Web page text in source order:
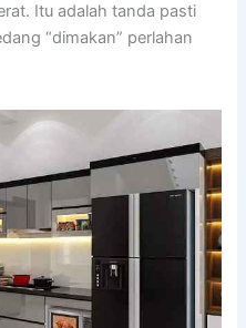
Itu adalah tanda pasti
“dimakan” perlahan